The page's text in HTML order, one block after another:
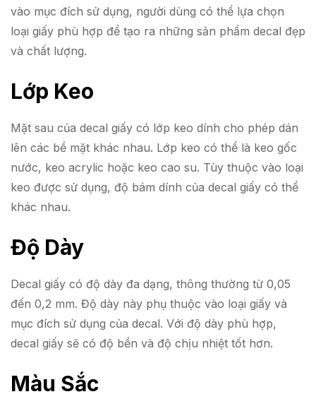
vào mục đích sử dụng, người dùng có thể lựa chọn
loại giấy phù hợp để tạo ra những sản phẩm decal đẹp
và chất lượng.
Lớp Keo
Mặt sau của decal giấy có lớp keo dính cho phép dán
lên các bề mặt khác nhau. Lớp keo có thể là keo gốc
nước, keo acrylic hoặc keo cao su. Tùy thuộc vào loại
keo được sử dụng, độ bám dính của decal giấy có thể
khác nhau.
Độ Dày
Decal giấy có độ dày đa dạng, thông thường từ 0,05
đến 0,2 mm. Độ dày này phụ thuộc vào loại giấy và
mục đích sử dụng của decal. Với độ dày phù hợp,
decal giấy sẽ có độ bền và độ chịu nhiệt tốt hơn.
Màu Sắc